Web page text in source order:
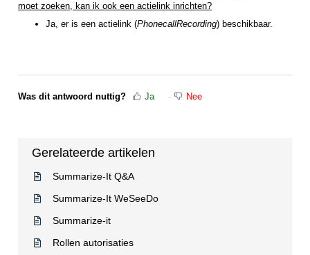
moet zoeken, kan ik ook een actielink inrichten?
Ja, er is een actielink (PhonecallRecording) beschikbaar.
Was dit antwoord nuttig? Ja Nee
Gerelateerde artikelen
Summarize-It Q&A
Summarize-It WeSeeDo
Summarize-it
Rollen autorisaties